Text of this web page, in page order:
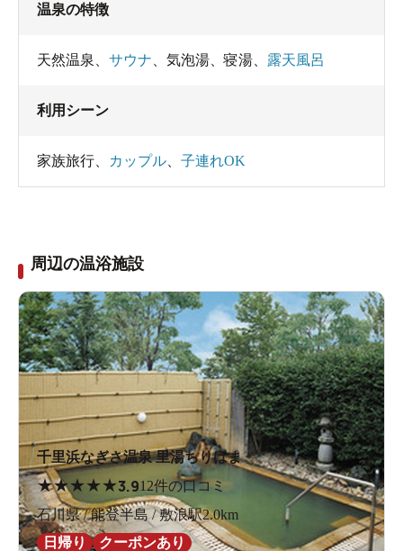
温泉の特徴
天然温泉 サウナ 気泡湯 、寝湯 露天風呂
利用シーン
家族旅行 カップル 子連れOK
周辺の温浴施設
千里浜なぎさ温泉 里湯ちりはま
★★★★★3.912件の口コミ
石川県 / 能登半島 / 敷浪駅2.0km
日帰り
クーポンあり